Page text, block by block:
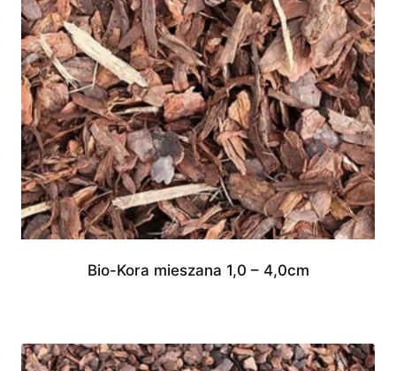
Bio-Kora mieszana 1,0 – 4,0cm